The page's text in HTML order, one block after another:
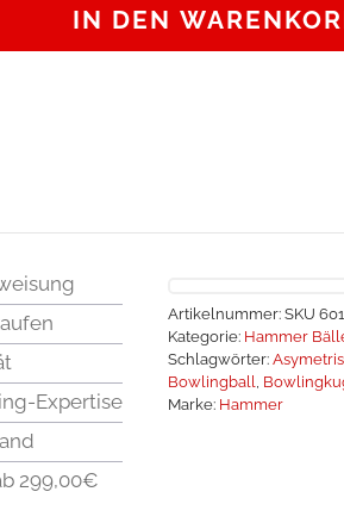
IN DEN
Expertise
299,00€
Artikelnummer:SKU
Kategorie: Hammer
Schlagwörter:
Bowlingball,
Marke: Hammer